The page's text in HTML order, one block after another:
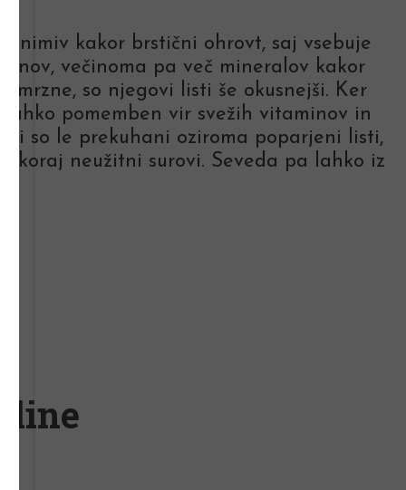
kakor brstični ohrovt, saj vsebuje
večinoma pa več mineralov kakor
so njegovi listi še okusnejši. Ker
lahko pomemben vir svežih vitaminov in
so le prekuhani oziroma poparjeni listi,
skoraj neužitni surovi. Seveda pa lahko iz